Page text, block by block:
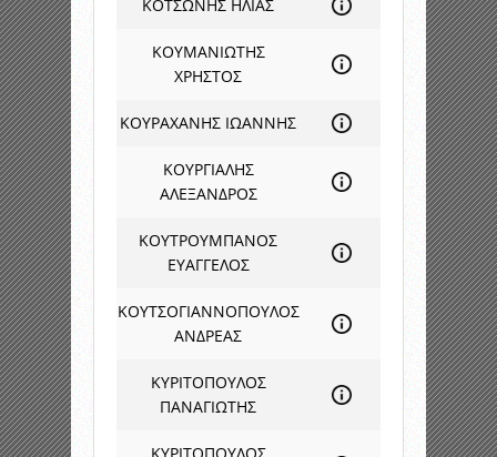
ΚΟΤΣΩΝΗΣ ΗΛΙΑΣ
ΚΟΥΜΑΝΙΩΤΗΣ
ΧΡΗΣΤΟΣ
ΚΟΥΡΑΧΑΝΗΣ ΙΩΑΝΝΗΣ
ΚΟΥΡΓΙΑΛΗΣ
ΑΛΕΞΑΝΔΡΟΣ
ΚΟΥΤΡΟΥΜΠΑΝΟΣ
ΕΥΑΓΓΕΛΟΣ
ΚΟΥΤΣΟΓΙΑΝΝΟΠΟΥΛΟΣ
ΑΝΔΡΕΑΣ
ΚΥΡΙΤΟΠΟΥΛΟΣ
ΠΑΝΑΓΙΩΤΗΣ